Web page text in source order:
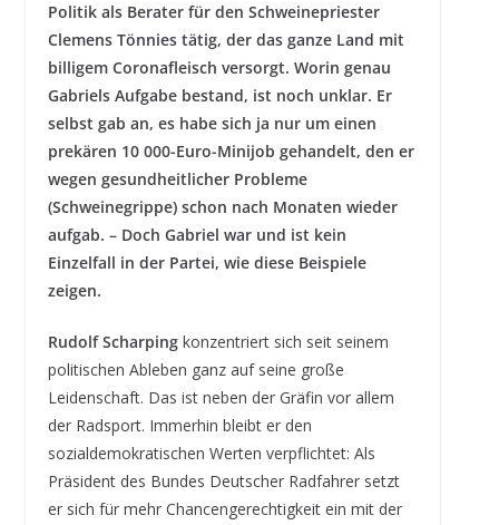
Politik als Berater für den Schweinepriester
Clemens Tönnies tätig, der das ganze Land mit
billigem Coronafleisch versorgt. Worin genau
Gabriels Aufgabe bestand, ist noch unklar. Er
selbst gab an, es habe sich ja nur um einen
prekären 10 000-Euro-Minijob gehandelt, den er
wegen gesundheitlicher Probleme
(Schweinegrippe) schon nach Monaten wieder
aufgab. – Doch Gabriel war und ist kein
Einzelfall in der Partei, wie diese Beispiele
zeigen.
Rudolf Scharpingkonzentriert sich seit seinem
politischen Ableben ganz auf seine große
Leidenschaft. Das ist neben der Gräfin vor allem
der Radsport. Immerhin bleibt er den
sozialdemokratischen Werten verpflichtet: Als
Präsident des Bundes Deutscher Radfahrer setzt
er sich für mehr Chancengerechtigkeit ein mit der